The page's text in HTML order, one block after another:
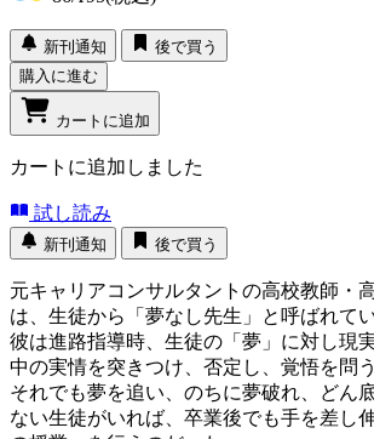
新刊通知
後で買う
購入に進む
カートに追加
カートに追加しました
試し読み
新刊通知 後で買う
元キャリアコンサルタントの高校教師・
は、生徒から「夢なし先生」と呼ばれてい
彼は進路指導時、生徒の「夢」に対し現
中の実情を突きつけ、否定し、覚悟を問う
それでも夢を追い、のちに夢破れ、どん
ない生徒がいれば、卒業後でも手を差し